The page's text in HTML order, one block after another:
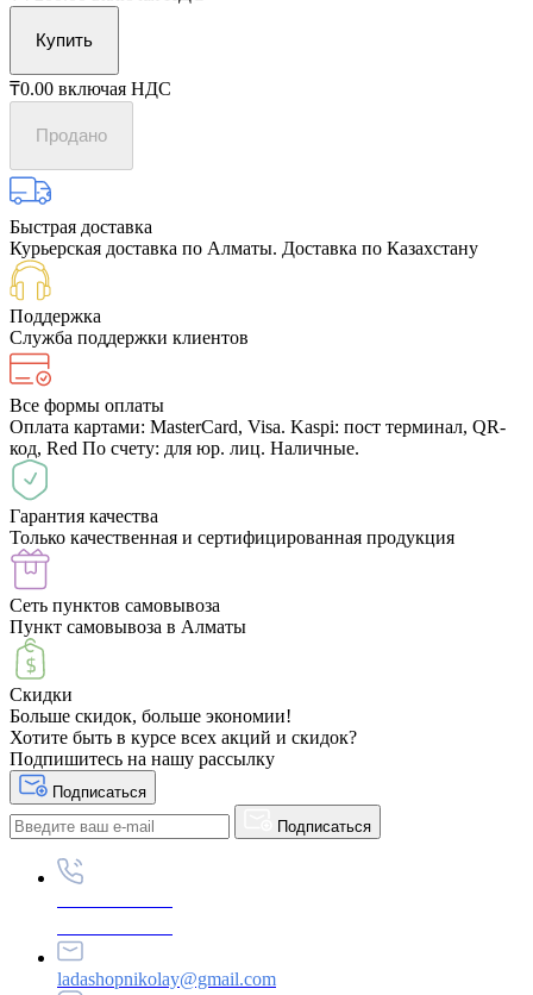
Купить
₸0.00 включая НДС
Продано
Быстрая доставка
Курьерская доставка по Алматы. Доставка по Казахстану
Поддержка
Служба поддержки клиентов
Все формы оплаты
Оплата картами: MasterCard, Visa. Kaspi: пост терминал, QR-
код, Red По счету: для юр. лиц. Наличные.
Гарантия качества
Только качественная и сертифицированная продукция
Сеть пунктов самовывоза
Пункт самовывоза в Алматы
Скидки
Больше скидок, больше экономии!
Хотите быть в курсе всех акций и скидок?
Подпишитесь на нашу рассылку
Подписаться
Подписаться
ladashopnikolay@gmail.com